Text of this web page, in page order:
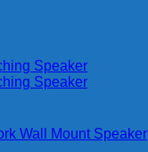
Wall Mount Speaker